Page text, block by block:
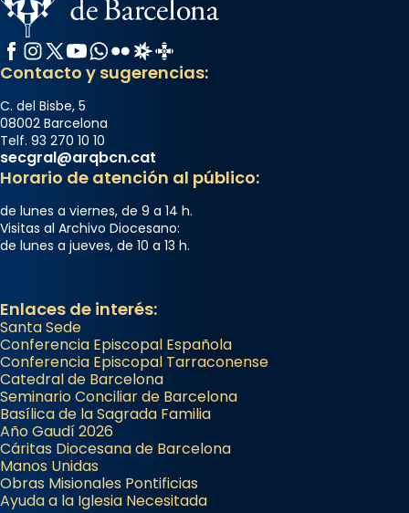
Facebook
Instagram
X / Twitter
YouTube
WhatsApp
FlickrRadio Estel
Catalunya Cristiana
Contacto y sugerencias:
C. del Bisbe, 5
08002 Barcelona
Telf. 93 270 10 10
secgral@arqbcn.cat
Horario de atención al público:
de lunes a viernes, de 9 a 14 h.
Visitas al Archivo Diocesano:
de lunes a jueves, de 10 a 13 h.
Enlaces de interés:
Santa Sede
Conferencia Episcopal Española
Conferencia Episcopal Tarraconense
Catedral de Barcelona
Seminario Conciliar de Barcelona
Basílica de la Sagrada Familia
Año Gaudí 2026
Cáritas Diocesana de Barcelona
Manos Unidas
Obras Misionales Pontificias
Ayuda a la Iglesia Necesitada